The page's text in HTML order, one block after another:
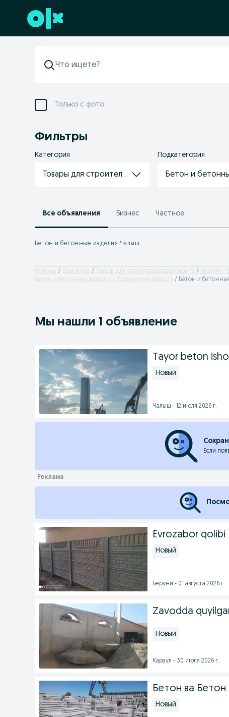
Перейти к нижнему колонтитулу
Только с фото
Фильтры
Категория
Товары для строительства/ремонта
Подкатегория
Бетон и
Все объявления Бизнес Частное
Бетон и бетонные изделия Чалыш
Главная Дом и сад Товары для строительства/ремонта Кирпич /
Бетон и бетонные изделия - Хорезмская область
Бетон и
Мы нашли 1 объявление
Tayor beton
Новый
Чалыш - 12 июля 2026 г.
Если
Evrozabor qolibi
Новый
Беруни - 01 августа 2026 г.
Zavodda
Новый
Караул - 30 июля 2026 г.
Бетон ва Бетон
Новый